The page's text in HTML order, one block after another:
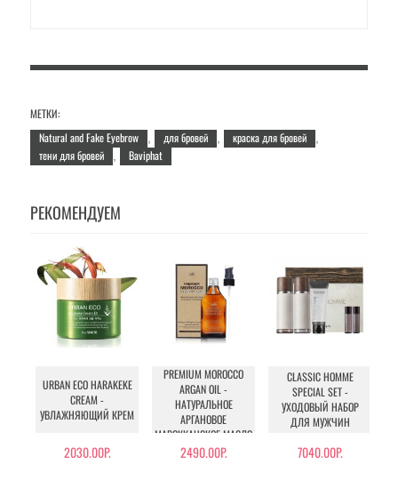
МЕТКИ:
Natural and Fake Eyebrow
для бровей краска для бровей
тени для бровей Baviphat
РЕКОМЕНДУЕМ
URBAN ECO HARAKEKE
CREAM -
УВЛАЖНЯЮЩИЙ КРЕМ
2030.00Р.
PREMIUM MOROCCO
ARGAN OIL -
НАТУРАЛЬНОЕ
АРГАНОВОЕ
МАРОККАНСКОЕ МАСЛО
ДЛЯ ВОЛОС
2490.00Р.
CLASSIC HOMME
SPECIAL SET -
УХОДОВЫЙ НАБОР
ДЛЯ МУЖЧИН
7040.00Р.